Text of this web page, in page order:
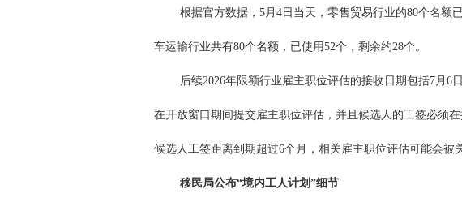
根据官方数据，5月4日当天，零售贸易行业的80个名额
车运输行业共有80个名额，已使用52个，剩余约28个。
后续2026年限额行业雇主职位评估的接收日期包括7月6
在开放窗口期间提交雇主职位评估，并且候选人的工签必须
候选人工签距离到期超过6个月，相关雇主职位评估可能会被
移民局公布“境内工人计划”细节